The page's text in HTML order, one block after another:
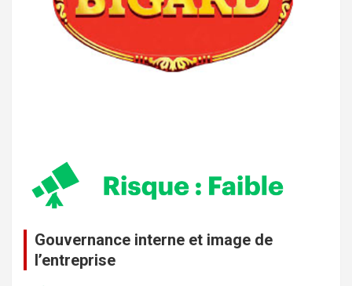
Gouvernance interne et image de
l’entreprise